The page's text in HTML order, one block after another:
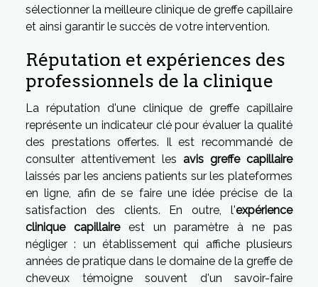
sélectionner la meilleure clinique de greffe capillaire
et ainsi garantir le succès de votre intervention.
Réputation et expériences des
professionnels de la clinique
La réputation d'une clinique de greffe capillaire
représente un indicateur clé pour évaluer la qualité
des prestations offertes. Il est recommandé de
consulter attentivement les avis greffe capillaire
laissés par les anciens patients sur les plateformes
en ligne, afin de se faire une idée précise de la
satisfaction des clients. En outre, l'expérience
clinique capillaireest un paramètre à ne pas
négliger : un établissement qui affiche plusieurs
années de pratique dans le domaine de la greffe de
cheveux témoigne souvent d'un savoir-faire